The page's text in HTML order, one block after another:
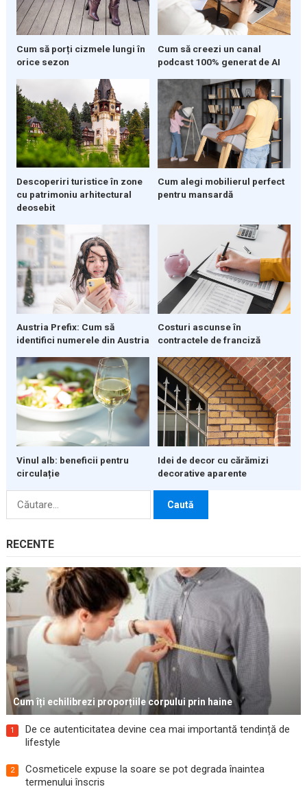
Cum să porți cizmele lungi în
orice sezon
Cum să creezi un canal
podcast 100% generat de AI
Descoperiri turistice în zone
cu patrimoniu arhitectural
deosebit
Cum alegi mobilierul perfect
pentru mansardă
Austria Prefix: Cum să
identifici numerele din Austria
Costuri ascunse în
contractele de franciză
Vinul alb: beneficii pentru
circulație
Idei de decor cu cărămizi
decorative aparente
Caută
RECENTE
Cum îți echilibrezi proporțiile corpului prin haine
1
De ce autenticitatea devine cea mai importantă tendință de
lifestyle
2
Cosmeticele expuse la soare se pot degrada înaintea
termenului înscris